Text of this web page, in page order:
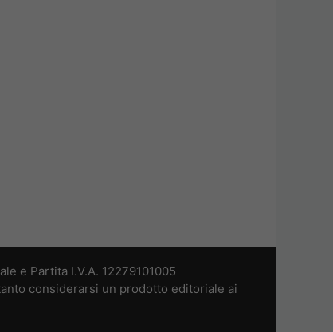
e Partita I.V.A. 12279101005
considerarsi un prodotto editoriale ai